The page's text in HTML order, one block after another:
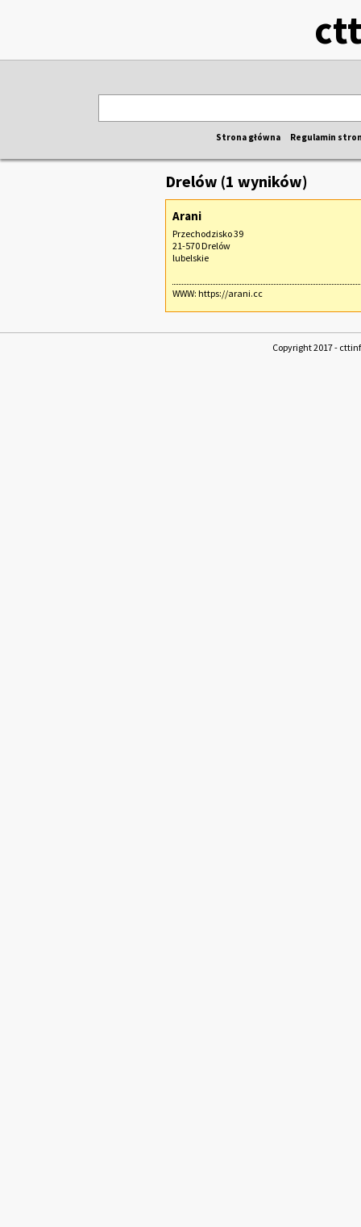
Strona główna Regulamin
Drelów (1 wyników)
Arani
Przechodzisko 39
21-570 Drelów
lubelskie
WWW: https://arani.cc
Copyright 2017 -